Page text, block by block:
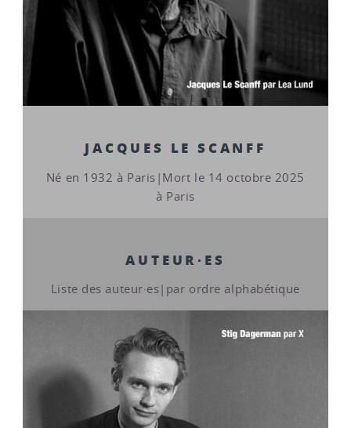
JACQUES LE SCANFF
Né en 1932 à Paris|Mort le 14 octobre 2025
à Paris
AUTEUR·ES
Liste des auteur·es|par ordre alphabétique